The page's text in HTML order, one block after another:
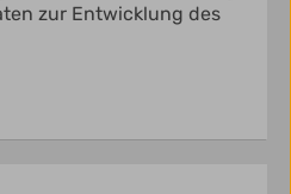
zur Entwicklung des